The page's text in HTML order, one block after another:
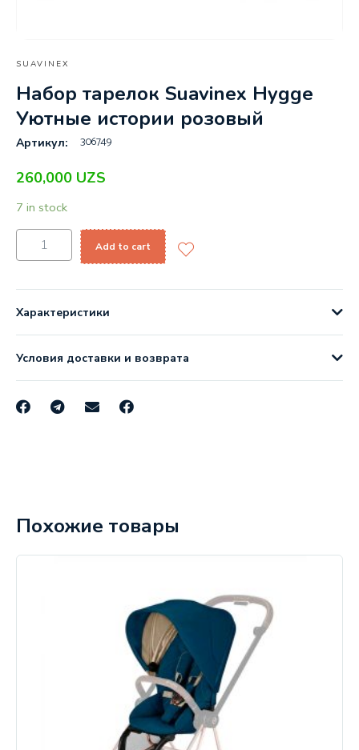
SUAVINEX
Набор тарелок Suavinex Hygge
Уютные истории розовый
Артикул: 306749
260,000 UZS
7 in stock
Add to cart
Характеристики
Условия доставки и возврата
Похожие товары